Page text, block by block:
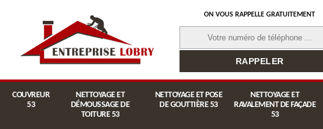
ON VOUS RAPPELLE GRATUITEMENT
COUVREUR
53
NETTOYAGE ET
DÉMOUSSAGE DE
TOITURE 53
NETTOYAGE ET POSE
DE GOUTTIÈRE 53
NETTOYAGE ET
RAVALEMENT DE FAÇADE
53